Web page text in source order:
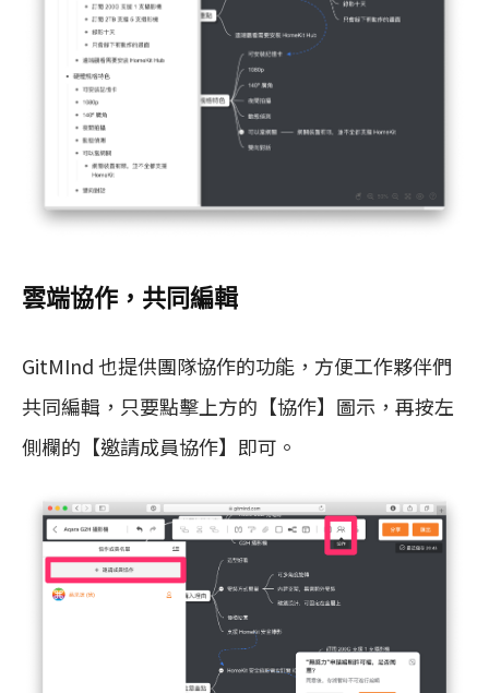
雲端協作，共同編輯
GitMInd 也提供團隊協作的功能，方便工作夥伴們
共同編輯，只要點擊上方的【協作】圖示，再按左
側欄的【邀請成員協作】即可。